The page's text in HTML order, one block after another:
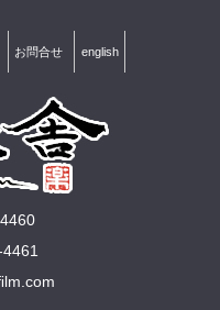
お問合せ english